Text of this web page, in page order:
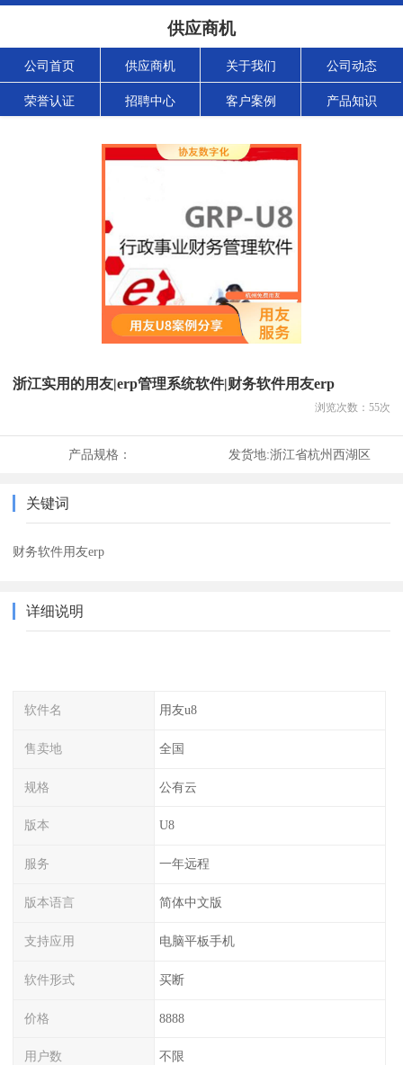
供应商机
公司首页 供应商机 关于我们 公司动态
荣誉认证 招聘中心 客户案例 产品知识
浙江实用的用友|erp管理系统软件|财务软件用友erp
浏览次数： 55次
产品规格： 发货地:浙江省杭州西湖区
关键词
财务软件用友erp
详细说明
软件名 用友u8
售卖地 全国
规格 公有云
版本 U8
服务 一年远程
版本语言 简体中文版
支持应用 电脑平板手机
软件形式 买断
价格 8888
用户数 不限